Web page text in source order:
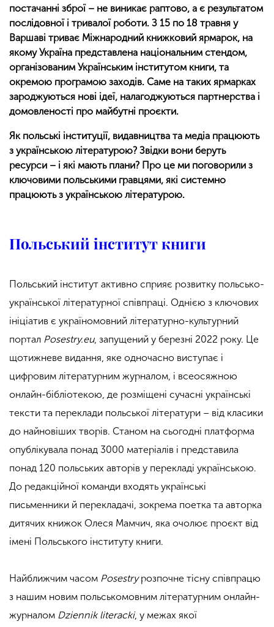
постачанні зброї – не виникає раптово, а є результатом
послідовної і тривалої роботи. З 15 по 18 травня у
Варшаві триває Міжнародний книжковий ярмарок, на
якому Україна представлена національним стендом,
організованим Українським інститутом книги, та
окремою програмою заходів. Саме на таких ярмарках
зароджуються нові ідеї, налагоджуються партнерства і
домовленості про майбутні проєкти.
Як польські інституції, видавництва та медіа працюють
з українською літературою? Звідки вони беруть
ресурси – і які мають плани? Про це ми поговорили з
ключовими польськими гравцями, які системно
працюють з українською літературою.
Польський інститут книги
Польський інститут активно сприяє розвитку польсько-
української літературної співпраці. Однією з ключових
ініціатив є україномовний літературно-культурний
портал Posestry.eu, запущений у березні 2022 року. Це
щотижневе видання, яке одночасно виступає і
цифровим літературним журналом, і всеосяжною
онлайн-бібліотекою, де розміщені сучасні українські
тексти та переклади польської літератури – від класики
до найновіших творів. Станом на сьогодні платформа
опублікувала понад 3000 матеріалів і представила
понад 120 польських авторів у перекладі українською.
До редакційної команди входять українські
письменники й перекладачі, зокрема поетка та авторка
дитячих книжок Олеся Мамчич, яка очолює проєкт від
імені Польського інституту книги.
Найближчим часом Posestryрозпочне тісну співпрацю
з нашим новим польськомовним літературним онлайн-
журналом Dziennik literacki, у межах якої